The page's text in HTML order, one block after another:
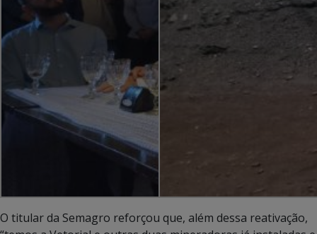
O titular da Semagro reforçou que, além dessa reativação,